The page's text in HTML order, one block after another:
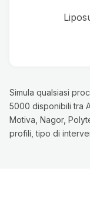
Simula qualsiasi
5000 disponibili tra
Motiva, Nagor,
profili, tipo di